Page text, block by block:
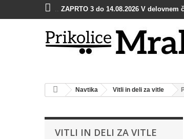
.. ZAPRTO 3 do 14.08.2026 V delovnem
Navtika Vitli in deli za vitle
VITLI IN DELI ZA VITLE